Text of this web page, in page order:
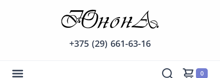
+375 (29) 661-63-16
0